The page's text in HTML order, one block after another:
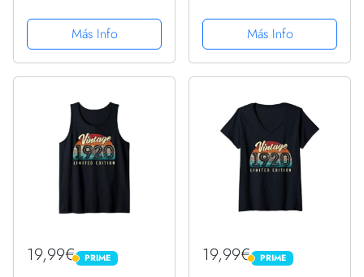
Más Info
Más Info
19,99€ PRIME
PRIME 19,99€ PRIME
PRIME